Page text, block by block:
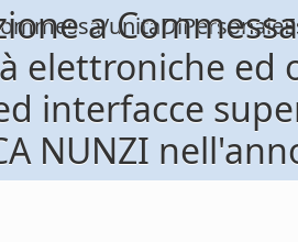
a
elettroniche ed
interfacce
NUNZI